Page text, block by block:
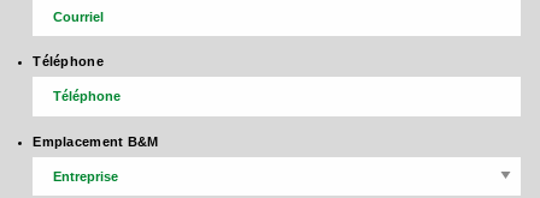
Téléphone
Emplacement B&M